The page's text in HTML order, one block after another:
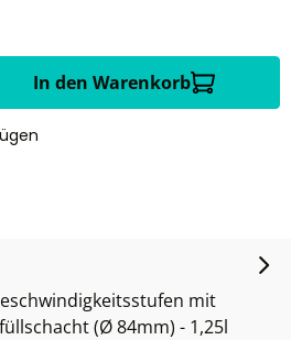
In den Warenkorb
mit
(Ø 84mm) - 1,25l